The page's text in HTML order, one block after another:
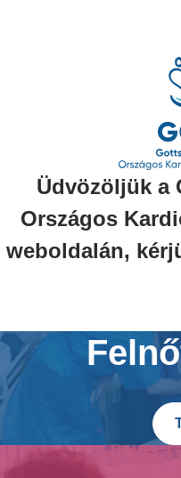
Üdvözöljük a
Országos
weboldalán,